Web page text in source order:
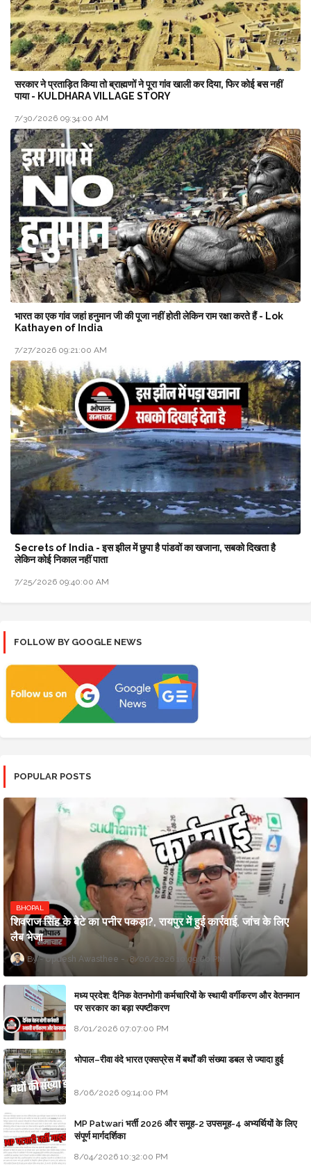
सरकार ने प्रताड़ित किया तो ब्राह्मणों ने पूरा गांव खाली कर दिया, फिर कोई बस नहीं
पाया - KULDHARA VILLAGE STORY
7/30/2026 09:34:00 AM
भारत का एक गांव जहां हनुमान जी की पूजा नहीं होती लेकिन राम रक्षा करते हैं - Lok
Kathayen of India
7/27/2026 09:21:00 AM
Secrets of India - इस झील में छुपा है पांडवों का खजाना, सबको दिखता है
लेकिन कोई निकाल नहीं पाता
7/25/2026 09:40:00 AM
FOLLOW BY GOOGLE NEWS
POPULAR POSTS
BHOPAL
शिवराज सिंह के बेटे का पनीर पकड़ा?, रायपुर में हुई कार्रवाई, जांच के लिए
लैब भेजा
Updesh Awasthee 8/06/2026 10:09:00 PM
मध्य प्रदेश: दैनिक वेतनभोगी कर्मचारियों के स्थायी वर्गीकरण और वेतनमान
पर सरकार का बड़ा स्पष्टीकरण
8/01/2026 07:07:00 PM
भोपाल–रीवा वंदे भारत एक्सप्रेस में बर्थों की संख्या डबल से ज्यादा हुई
8/06/2026 09:14:00 PM
MP Patwari भर्ती 2026 और समूह-2 उपसमूह-4 अभ्यर्थियों के लिए
संपूर्ण मार्गदर्शिका
8/04/2026 10:32:00 PM